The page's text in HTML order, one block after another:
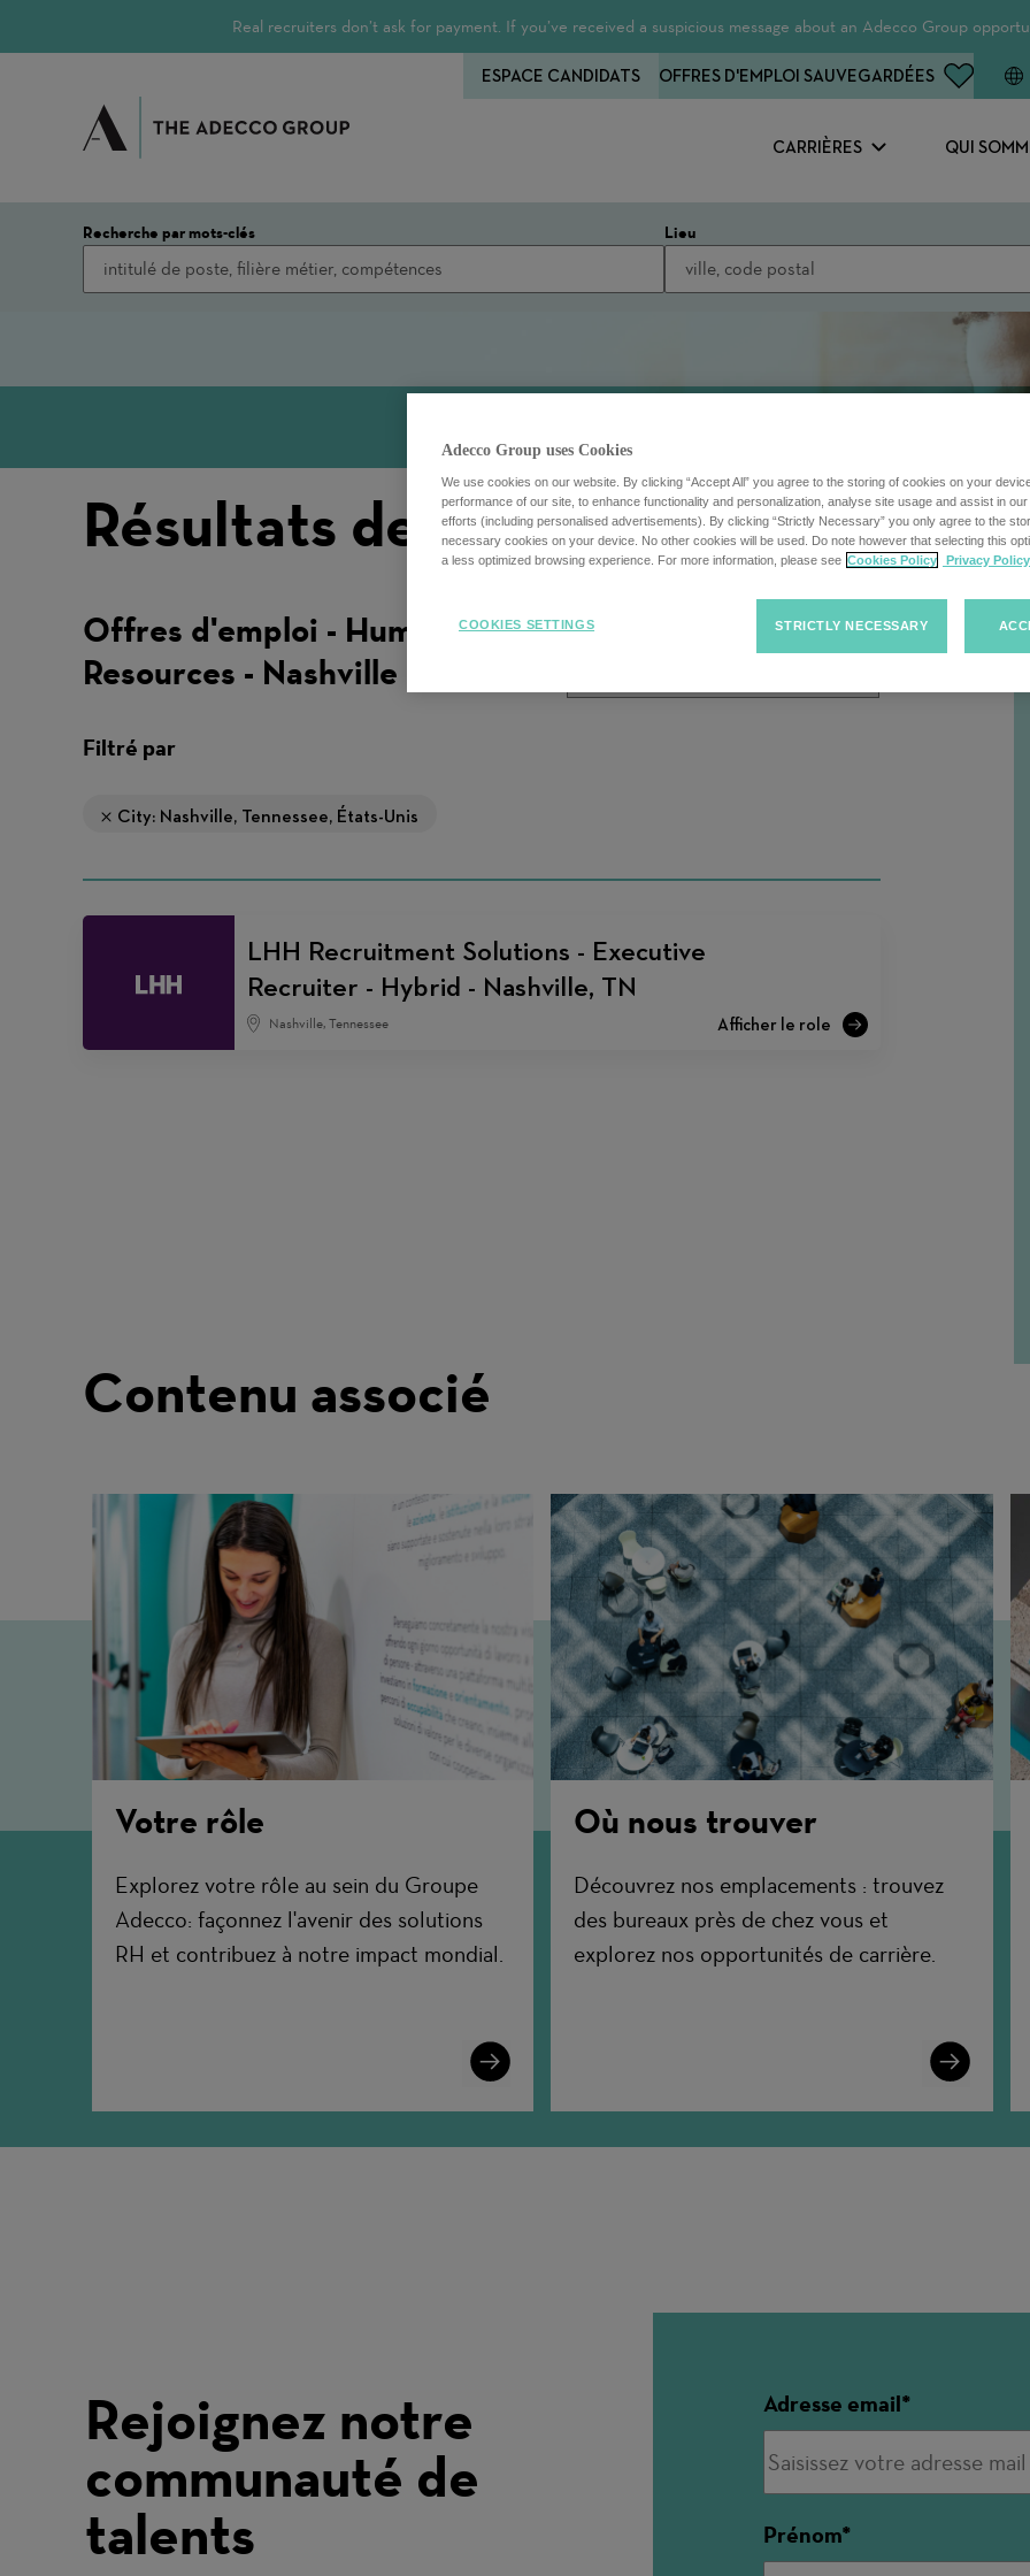
Real recruiters don’t ask for payment. If you’ve received a suspicious message about an Adecco Group
CARRIÈRES QUI
ESPACE CANDIDATS OFFRES D'EMPLOI SAUVEGARDÉES
Recherche par mots-clés Lieu
Résultats de recherche
Trier
Trier les offres d'emploi
Offres d'emploi - Human
Resources - Nashville
Filtré par
City: Nashville, Tennessee, États-Unis
LHH Recruitment Solutions - Executive
Recruiter - Hybrid - Nashville, TN
Nashville, Tennessee
Contenu associé
Votre rôle
Explorez votre rôle au sein du Groupe
Adecco: façonnez l'avenir des solutions
RH et contribuez à notre impact mondial.
Learn
More
Où nous trouver
Découvrez nos emplacements : trouvez
des bureaux près de chez vous et
explorez nos opportunités de carrière.
Learn
More
Rejoignez notre
communauté de
talents
Adresse email
Prénom
Adecco Group uses Cookies
We use cookies on our website. By clicking “Accept All” you agree to the storing of cookies on your
performance of our site, to enhance functionality and personalization, analyse site usage and assist in
efforts (including personalised advertisements). By clicking “Strictly Necessary” you only agree to the
necessary cookies on your device. No other cookies will be used. Do note however that selecting this
a less optimized browsing experience. For more information, please see Cookies Policy Privacy Policy
STRICTLY NECESSARY
COOKIES SETTINGS